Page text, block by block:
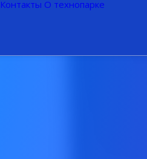
Контакты О технопарке